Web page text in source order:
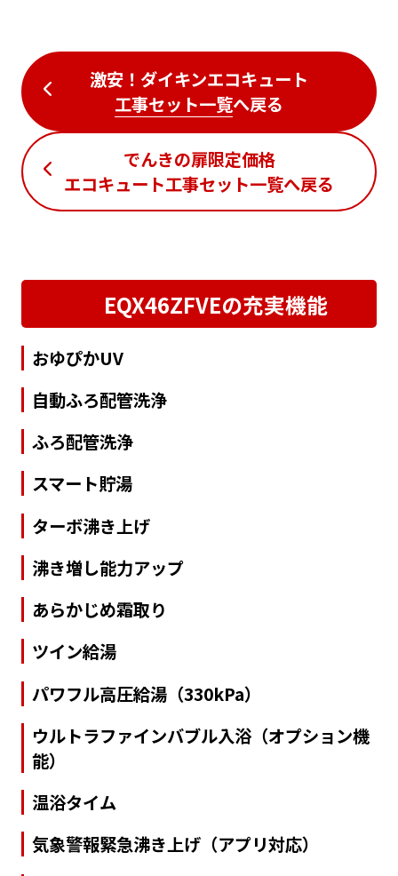
激安！ダイキンエコキュート
工事セット一覧へ戻る
でんきの扉限定価格
エコキュート工事セット一覧へ戻る
EQX46ZFVEの充実機能
おゆぴかUV
自動ふろ配管洗浄
ふろ配管洗浄
スマート貯湯
ターボ沸き上げ
沸き増し能力アップ
あらかじめ霜取り
ツイン給湯
パワフル高圧給湯（330kPa）
ウルトラファインバブル入浴（オプション機
能）
温浴タイム
気象警報緊急沸き上げ（アプリ対応）